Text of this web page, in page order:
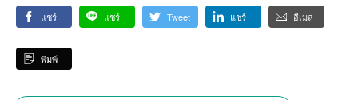
แชร์ แชร์ Tweet แชร์ อีเมล
พิมพ์